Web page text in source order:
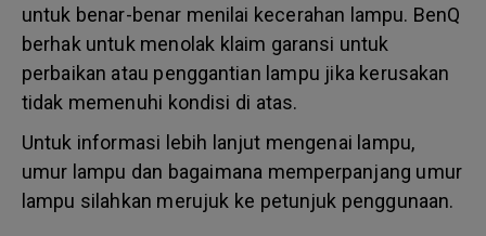
untuk benar-benar menilai kecerahan lampu. BenQ
berhak untuk menolak klaim garansi untuk
perbaikan atau penggantian lampu jika kerusakan
tidak memenuhi kondisi di atas.
Untuk informasi lebih lanjut mengenai lampu,
umur lampu dan bagaimana memperpanjang umur
lampu silahkan merujuk ke petunjuk penggunaan.